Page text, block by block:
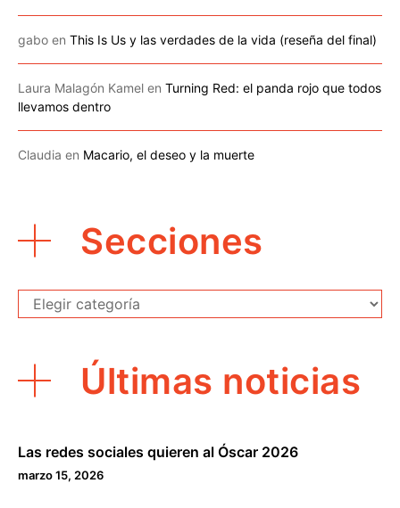
gabo en This Is Us y las verdades de la vida (reseña del final)
Laura Malagón Kamel en Turning Red: el panda rojo que todos
llevamos dentro
Claudia en Macario, el deseo y la muerte
Secciones
Secciones
Últimas noticias
Las redes sociales quieren al Óscar 2026
marzo 15, 2026